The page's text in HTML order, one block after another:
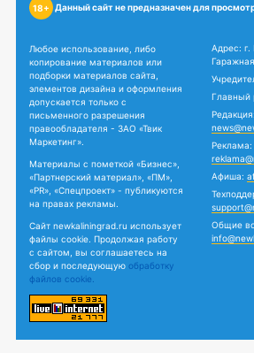
18+ Данный сайт не предназначен для
Любое использование, либо
копирование материалов или
подборки материалов сайта,
элементов дизайна и оформления
допускается только с
письменного разрешения
правообладателя - ЗАО «Твик
Маркетинг».
Материалы с пометкой «Бизнес»,
«Партнерский материал», «ПМ»,
«PR», «Спецпроект» - публикуются
на правах рекламы.
Сайт newkaliningrad.ru использует
файлы cookie. Продолжая работу
с сайтом, вы соглашаетесь на
сбор и последующую обработку
файлов cookie.
Адрес: г.
Главный
Редакция:
Реклама:
Афиша:
Общие